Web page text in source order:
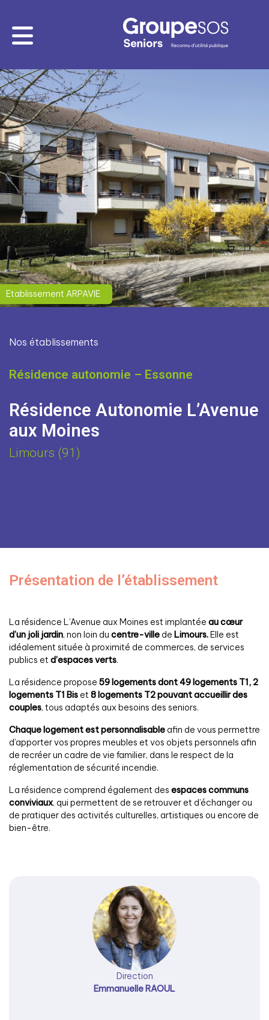
Nos établissements
Résidence autonomie – Essonne
Résidence Autonomie L’Avenue
aux Moines
Limours (91)
Etablissement ARPAVIE
Présentation de l’établissement
La résidence L’Avenue aux Moines est implantée au cœur
d’un joli jardin, non loin du centre-ville de Limours.Elle est
idéalement située à proximité de commerces, de services
publics et d’espaces verts.
La résidence propose 59 logements dont 49 logements T1, 2
logements T1 Bis et 8 logements T2 pouvant accueillir des
couples, tous adaptés aux besoins des seniors.
Chaque logement est personnalisable afin de vous permettre
d’apporter vos propres meubles et vos objets personnels afin
de recréer un cadre de vie familier, dans le respect de la
réglementation de sécurité incendie.
La résidence comprend également des espaces communs
conviviaux, qui permettent de se retrouver et d’échanger ou
de pratiquer des activités culturelles, artistiques ou encore de
bien-être.
Direction
Emmanuelle RAOUL